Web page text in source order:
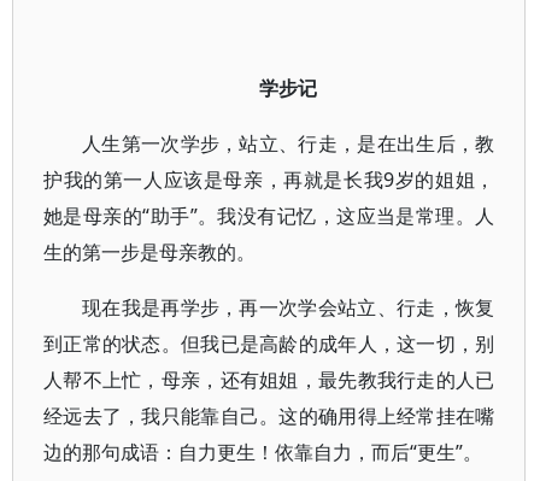
学步记
人生第一次学步，站立、行走，是在出生后，教
护我的第一人应该是母亲，再就是长我9岁的姐姐，
她是母亲的“助手”。我没有记忆，这应当是常理。人
生的第一步是母亲教的。
现在我是再学步，再一次学会站立、行走，恢复
到正常的状态。但我已是高龄的成年人，这一切，别
人帮不上忙，母亲，还有姐姐，最先教我行走的人已
经远去了，我只能靠自己。这的确用得上经常挂在嘴
边的那句成语：自力更生！依靠自力，而后“更生”。